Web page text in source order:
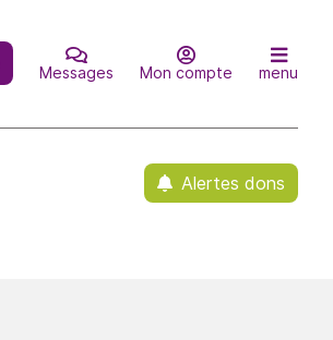
Messages Mon compte menu
Alertes dons